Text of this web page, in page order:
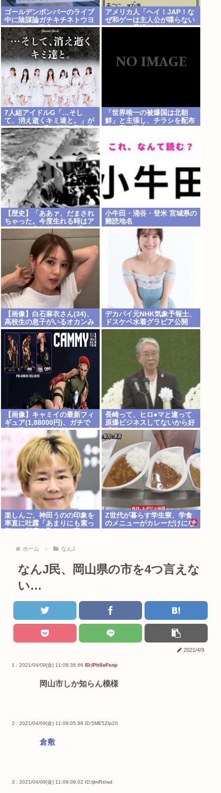
ゴールデンボンバーのライブ
中に陰謀論ガチキチネトウヨ
まんさんが乱入www
アメリカ人「ヘイ！JAP！な
ぜ和ゲーは主人公が喋らない
んだい？異様だよ？」
7人組アイドルG「…そし
て、消え逝くキミ達と。」が
デビュー3か月で解散 事務所
が事業継続困難なため
「世界唯一の被爆国は北朝
鮮」と主張し、チラシを配布
【歴史】「ああァ、だまされ
ちゃった。今度生れる時はア
メリカへ生れるぞ」 22歳で
戦死した特攻隊員が出撃前の
日記に残した”本音”
小牛田・涌谷・登米 宮城県の
難読地名
【画像】白石麻衣さん(34)、
高校生の息子がいるオカンみ
たいになってしまう
デカパイ元NHK気象予報士、
ドスケベ水着グラビア公開
【画像】キャミイの最新フィ
ギュア(1,88000円)、ガチで
作り込みがエグすぎる
長崎って、ヒロ●マと違って
原爆ビジネスしてないから好
感持てるよな
楽しんご、神田うのの印象を
率直に吐露「あまりにも素っ
Z世代が暮らす学生寮、学食
のメニューがカレーだけにな
ホーム なんJ
なんJ民、岡山県の市を4つ言えな
い…
2021/4/9
1 : 2021/04/09(金) 11:08:36.66 ID:/PhSoFsnp
岡山市しか知らん模様
2 : 2021/04/09(金) 11:09:05.98 ID:5ME5ZIp20
倉敷
3 : 2021/04/09(金) 11:09:08.02 ID:tjlmRsIwd